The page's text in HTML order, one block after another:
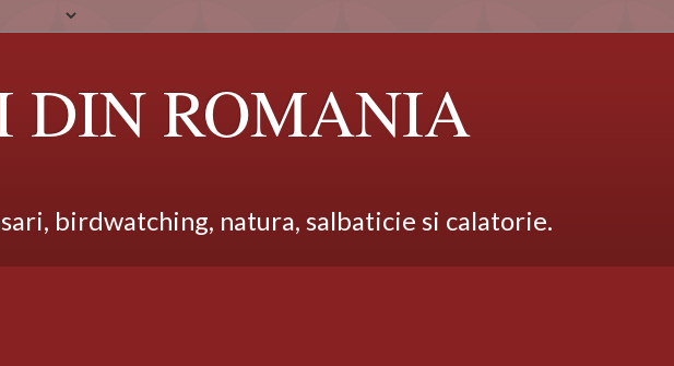
DIN ROMANIA
birdwatching, natura, salbaticie si calatorie.